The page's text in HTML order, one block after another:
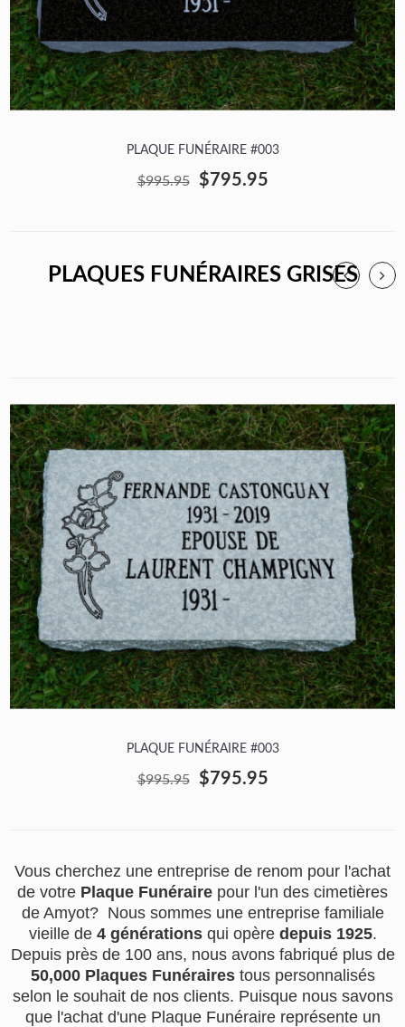
PLAQUE FUNÉRAIRE #003
$995.95 $795.95
PLAQUES FUNÉRAIRES GRISES
PLAQUE FUNÉRAIRE #003
$995.95 $795.95
Vous cherchez une entreprise de renom pour l'achat
de votre Plaque Funéraire pour l'un des cimetières
de Amyot? Nous sommes une entreprise familiale
vieille de 4 générationsqui opère depuis 1925.
Depuis près de 100 ans, nous avons fabriqué plus de
50,000 Plaques Funérairestous personnalisés
selon le souhait de nos clients. Puisque nous savons
que l'achat d'une Plaque Funéraire représente un